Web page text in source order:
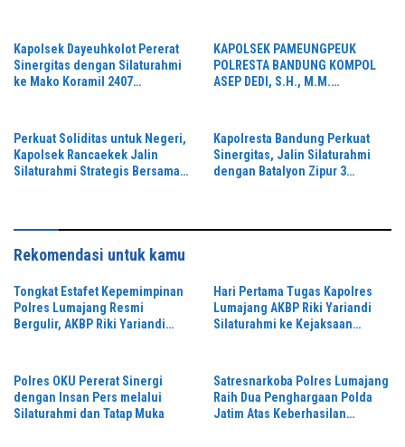
Kapolsek Dayeuhkolot Pererat
Sinergitas dengan Silaturahmi
ke Mako Koramil 2407
KAPOLSEK PAMEUNGPEUK
POLRESTA BANDUNG KOMPOL
ASEP DEDI, S.H., M.M.
SINERGITAS JAGA KEAMANAN
Perkuat Soliditas untuk Negeri,
Kapolsek Rancaekek Jalin
Silaturahmi Strategis Bersama
Kapolresta Bandung Perkuat
Sinergitas, Jalin Silaturahmi
dengan Batalyon Zipur 3
Rekomendasi untuk kamu
Tongkat Estafet Kepemimpinan
Polres Lumajang Resmi
Bergulir, AKBP Riki Yariandi
Hari Pertama Tugas Kapolres
Lumajang AKBP Riki Yariandi
Silaturahmi ke Kejaksaan
Polres OKU Pererat Sinergi
dengan Insan Pers melalui
Silaturahmi dan Tatap Muka
Satresnarkoba Polres Lumajang
Raih Dua Penghargaan Polda
Jatim Atas Keberhasilan